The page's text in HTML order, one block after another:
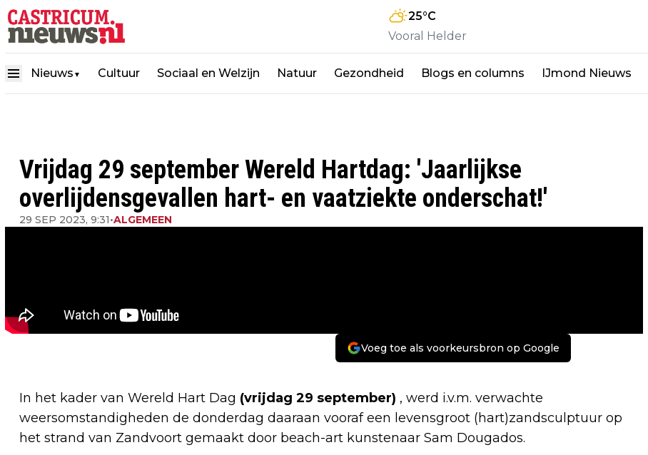
25°C
Vooral Helder
Nieuws ▼ Cultuur Sociaal en Welzijn Natuur Gezondheid Blogs en columns IJmond Nieuws
Vrijdag 29 september Wereld Hartdag: 'Jaarlijkse
overlijdensgevallen hart- en vaatziekte onderschat!'
29 SEP 2023, 9:31•ALGEMEEN
Voeg toe als voorkeursbron op Google
In het kader van Wereld Hart Dag (vrijdag 29 september) , werd i.v.m. verwachte
weersomstandigheden de donderdag daaraan vooraf een levensgroot (hart)zandsculptuur op
het strand van Zandvoort gemaakt door beach-art kunstenaar Sam Dougados.